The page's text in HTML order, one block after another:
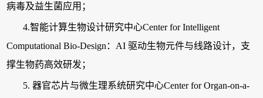
病毒及益生菌应用；
4.智能计算生物设计研究中心Center for Intelligent
Computational Bio-Design：AI 驱动生物元件与线路设计，支
撑生物药高效研发；
5. 器官芯片与微生理系统研究中心Center for Organ-on-a-